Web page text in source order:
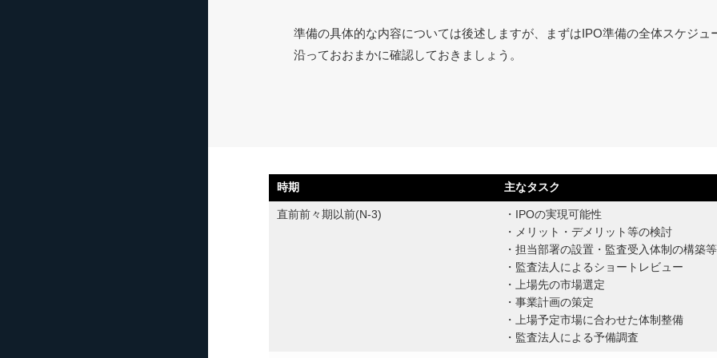
準備の具体的な内容については後述しますが、まずはIPO準備の全体スケジュ
沿っておおまかに確認しておきましょう。
時期 主なタスク
直前前々期以前(N-3)
・IPOの実現可能性
・メリット・デメリット等の検討
・担当部署の設置・監査受入体制の構築等
・監査法人によるショートレビュー
・上場先の市場選定
・事業計画の策定
・上場予定市場に合わせた体制整備
・監査法人による予備調査